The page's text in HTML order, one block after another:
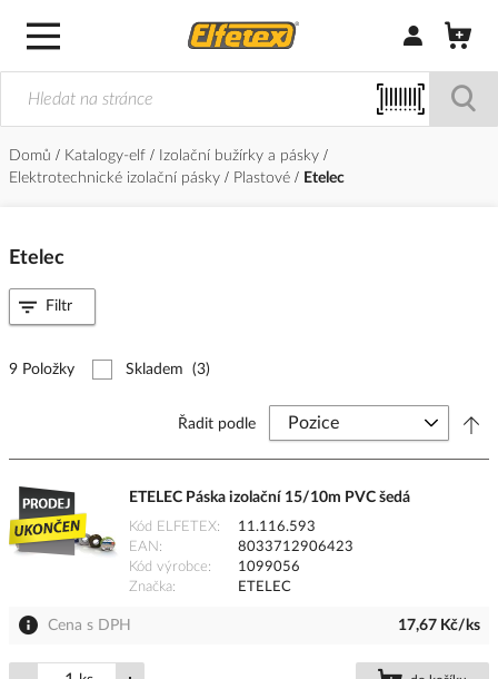
Přihlásit/
Domů Katalogy-elf
Izolační bužírky a pásky
Elektrotechnické izolační pásky
Plastové Etelec
Etelec
9 Položky Skladem (3)
Řadit podle
ETELEC Páska izolační 15/10m PVC šedá
Kód ELFETEX
11.116.593
EAN
8033712906423
Kód výrobce
1099056
Značka
ETELEC
Cena s DPH 17,67 Kč/ks
Filtr